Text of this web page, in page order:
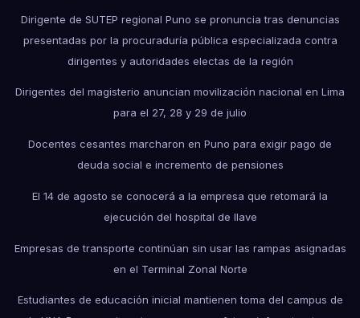
Dirigente de SUTEP regional Puno se pronuncia tras denuncias
presentadas por la procuraduría pública especializada contra
dirigentes y autoridades electas de la región
Dirigentes del magisterio anuncian movilización nacional en Lima
para el 27, 28 y 29 de julio
Docentes cesantes marcharon en Puno para exigir pago de
deuda social e incremento de pensiones
El 14 de agosto se conocerá a la empresa que retomará la
ejecución del hospital de Ilave
Empresas de transporte continúan sin usar las rampas asignadas
en el Terminal Zonal Norte
Estudiantes de educación inicial mantienen toma del campus de